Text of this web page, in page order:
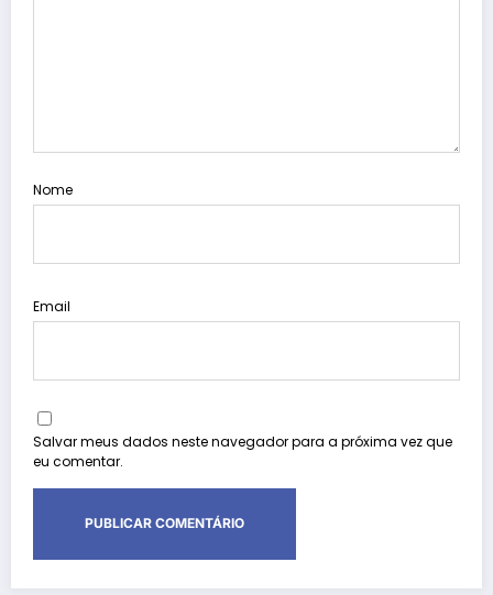
Nome
Email
Salvar meus dados neste navegador para a próxima vez que
eu comentar.